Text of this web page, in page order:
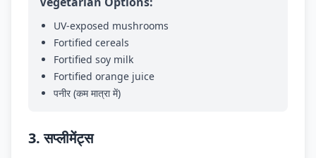
UV-exposed mushrooms
Fortified cereals
Fortified soy milk
Fortified orange juice
पनीर (कम मात्रा में)
3. सप्लीमेंट्स